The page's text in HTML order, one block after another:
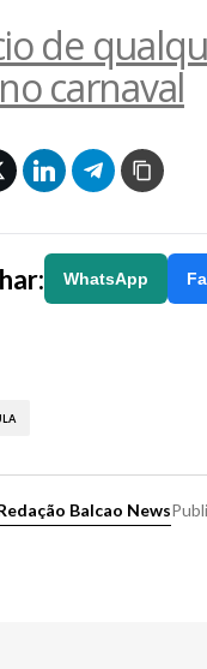
de
carnaval
WhatsApp
Balcao News